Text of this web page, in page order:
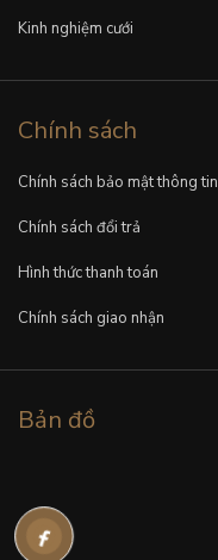
Kinh nghiệm cưới
Chính sách
Chính sách bảo mật thông tin
Chính sách đổi trả
Hình thức thanh toán
Chính sách giao nhận
Bản đồ